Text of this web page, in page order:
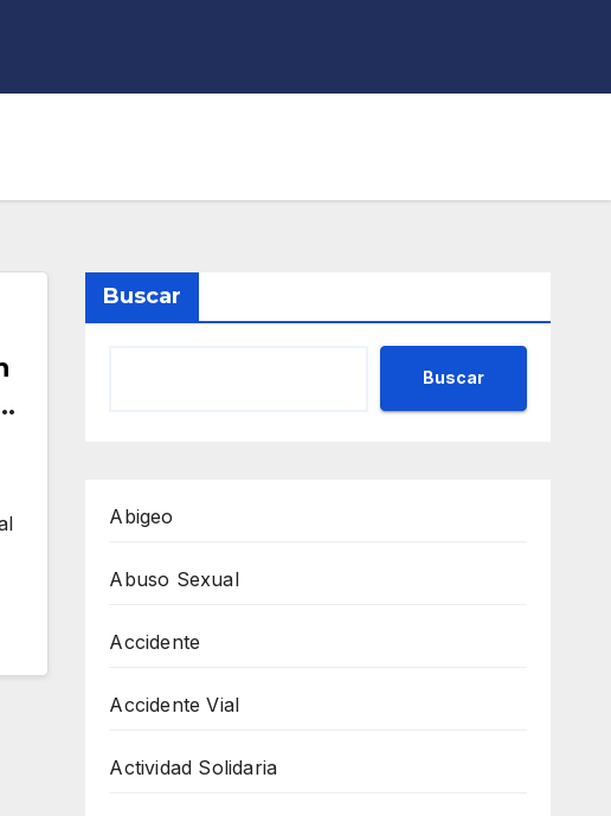
Buscar
Buscar
Abigeo
Abuso Sexual
Accidente
Accidente Vial
Actividad Solidaria